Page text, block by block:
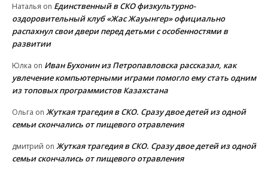
Наталья on Единственный в СКО физкультурно-
оздоровительный клуб «Жас Жауынгер» официально
распахнул свои двери перед детьми с особенностями в
развитии
Юлка on Иван Бухонин из Петропавловска рассказал, как
увлечение компьютерными играми помогло ему стать одним
из топовых программистов Казахстана
Ольга on Жуткая трагедия в СКО. Сразу двое детей из одной
семьи скончались от пищевого отравления
дмитрий on Жуткая трагедия в СКО. Сразу двое детей из одной
семьи скончались от пищевого отравления